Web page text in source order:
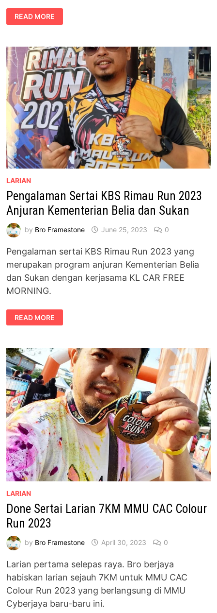
LEBIH
4,000
PESERTA
JAYA
NIGHT
RUN
2023
READ MORE
LARIAN
Pengalaman Sertai KBS Rimau Run 2023
Anjuran Kementerian Belia dan Sukan
by Bro Framestone June 25, 2023 0
Pengalaman sertai KBS Rimau Run 2023 yang
merupakan program anjuran Kementerian Belia
dan Sukan dengan kerjasama KL CAR FREE
MORNING.
PENGALAMAN
SERTAI
KBS
2023
ANJURAN
KEMENTERIAN
BELIA
DAN
SUKAN
READ MORE
LARIAN
Done Sertai Larian 7KM MMU CAC Colour
Run 2023
by Bro Framestone April 30, 2023 0
Larian pertama selepas raya. Bro berjaya
habiskan larian sejauh 7KM untuk MMU CAC
Colour Run 2023 yang berlangsung di MMU
Cyberjaya baru-baru ini.